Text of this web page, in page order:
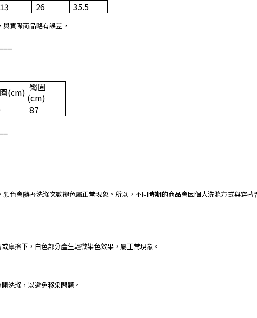
26 35.5
實際商品略有誤差，
(cm) 臀圍
(cm)
87
色會隨著洗滌次數褪色屬正常現象。所以，不同時期的商品會因個人洗滌方式與穿著
摩擦下，白色部分產生輕微染色效果，屬正常現象。
洗滌，以避免移染問題。